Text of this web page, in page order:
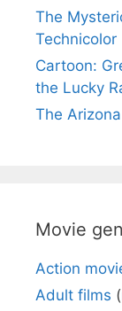
The
Technicolor
Cartoon:
the Lucky
The
Movie
Action
Adult films (